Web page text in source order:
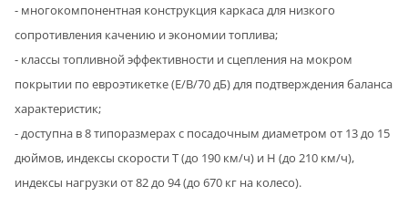
- многокомпонентная конструкция каркаса для низкого
сопротивления качению и экономии топлива;
- классы топливной эффективности и сцепления на мокром
покрытии по евроэтикетке (E/B/70 дБ) для подтверждения баланса
характеристик;
- доступна в 8 типоразмерах с посадочным диаметром от 13 до 15
дюймов, индексы скорости T (до 190 км/ч) и H (до 210 км/ч),
индексы нагрузки от 82 до 94 (до 670 кг на колесо).